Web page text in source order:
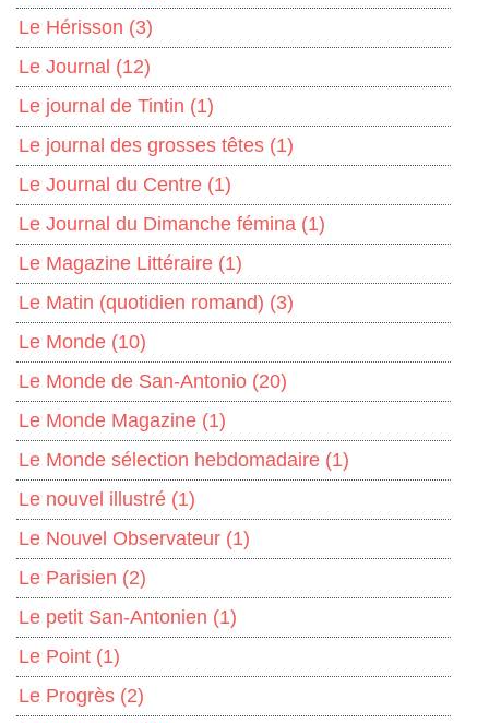
Le Hérisson (3)
Le Journal (12)
Le journal de Tintin (1)
Le journal des grosses têtes (1)
Le Journal du Centre (1)
Le Journal du Dimanche fémina (1)
Le Magazine Littéraire (1)
Le Matin (quotidien romand) (3)
Le Monde (10)
Le Monde de San-Antonio (20)
Le Monde Magazine (1)
Le Monde sélection hebdomadaire (1)
Le nouvel illustré (1)
Le Nouvel Observateur (1)
Le Parisien (2)
Le petit San-Antonien (1)
Le Point (1)
Le Progrès (2)